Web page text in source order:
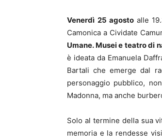
Venerdì 25 agosto alle
Camonica a Cividate
Umane. Musei e teatro di
è ideata da Emanuela
Bartali che emerge dal
personaggio pubblico,
Madonna, ma anche
Solo al termine della sua
memoria e la rendesse